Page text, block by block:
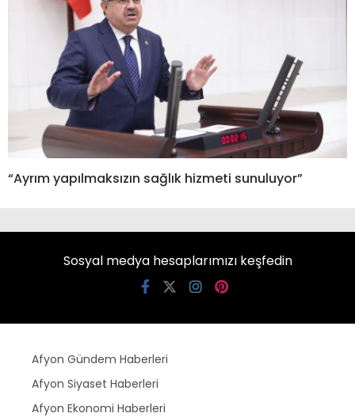
“Ayrım yapılmaksızın sağlık hizmeti sunuluyor”
Sosyal medya hesaplarımızı keşfedin
Afyon Gündem Haberleri
Afyon Siyaset Haberleri
Afyon Ekonomi Haberleri